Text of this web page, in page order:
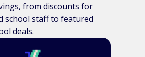
from discounts for
school staff to featured
deals.